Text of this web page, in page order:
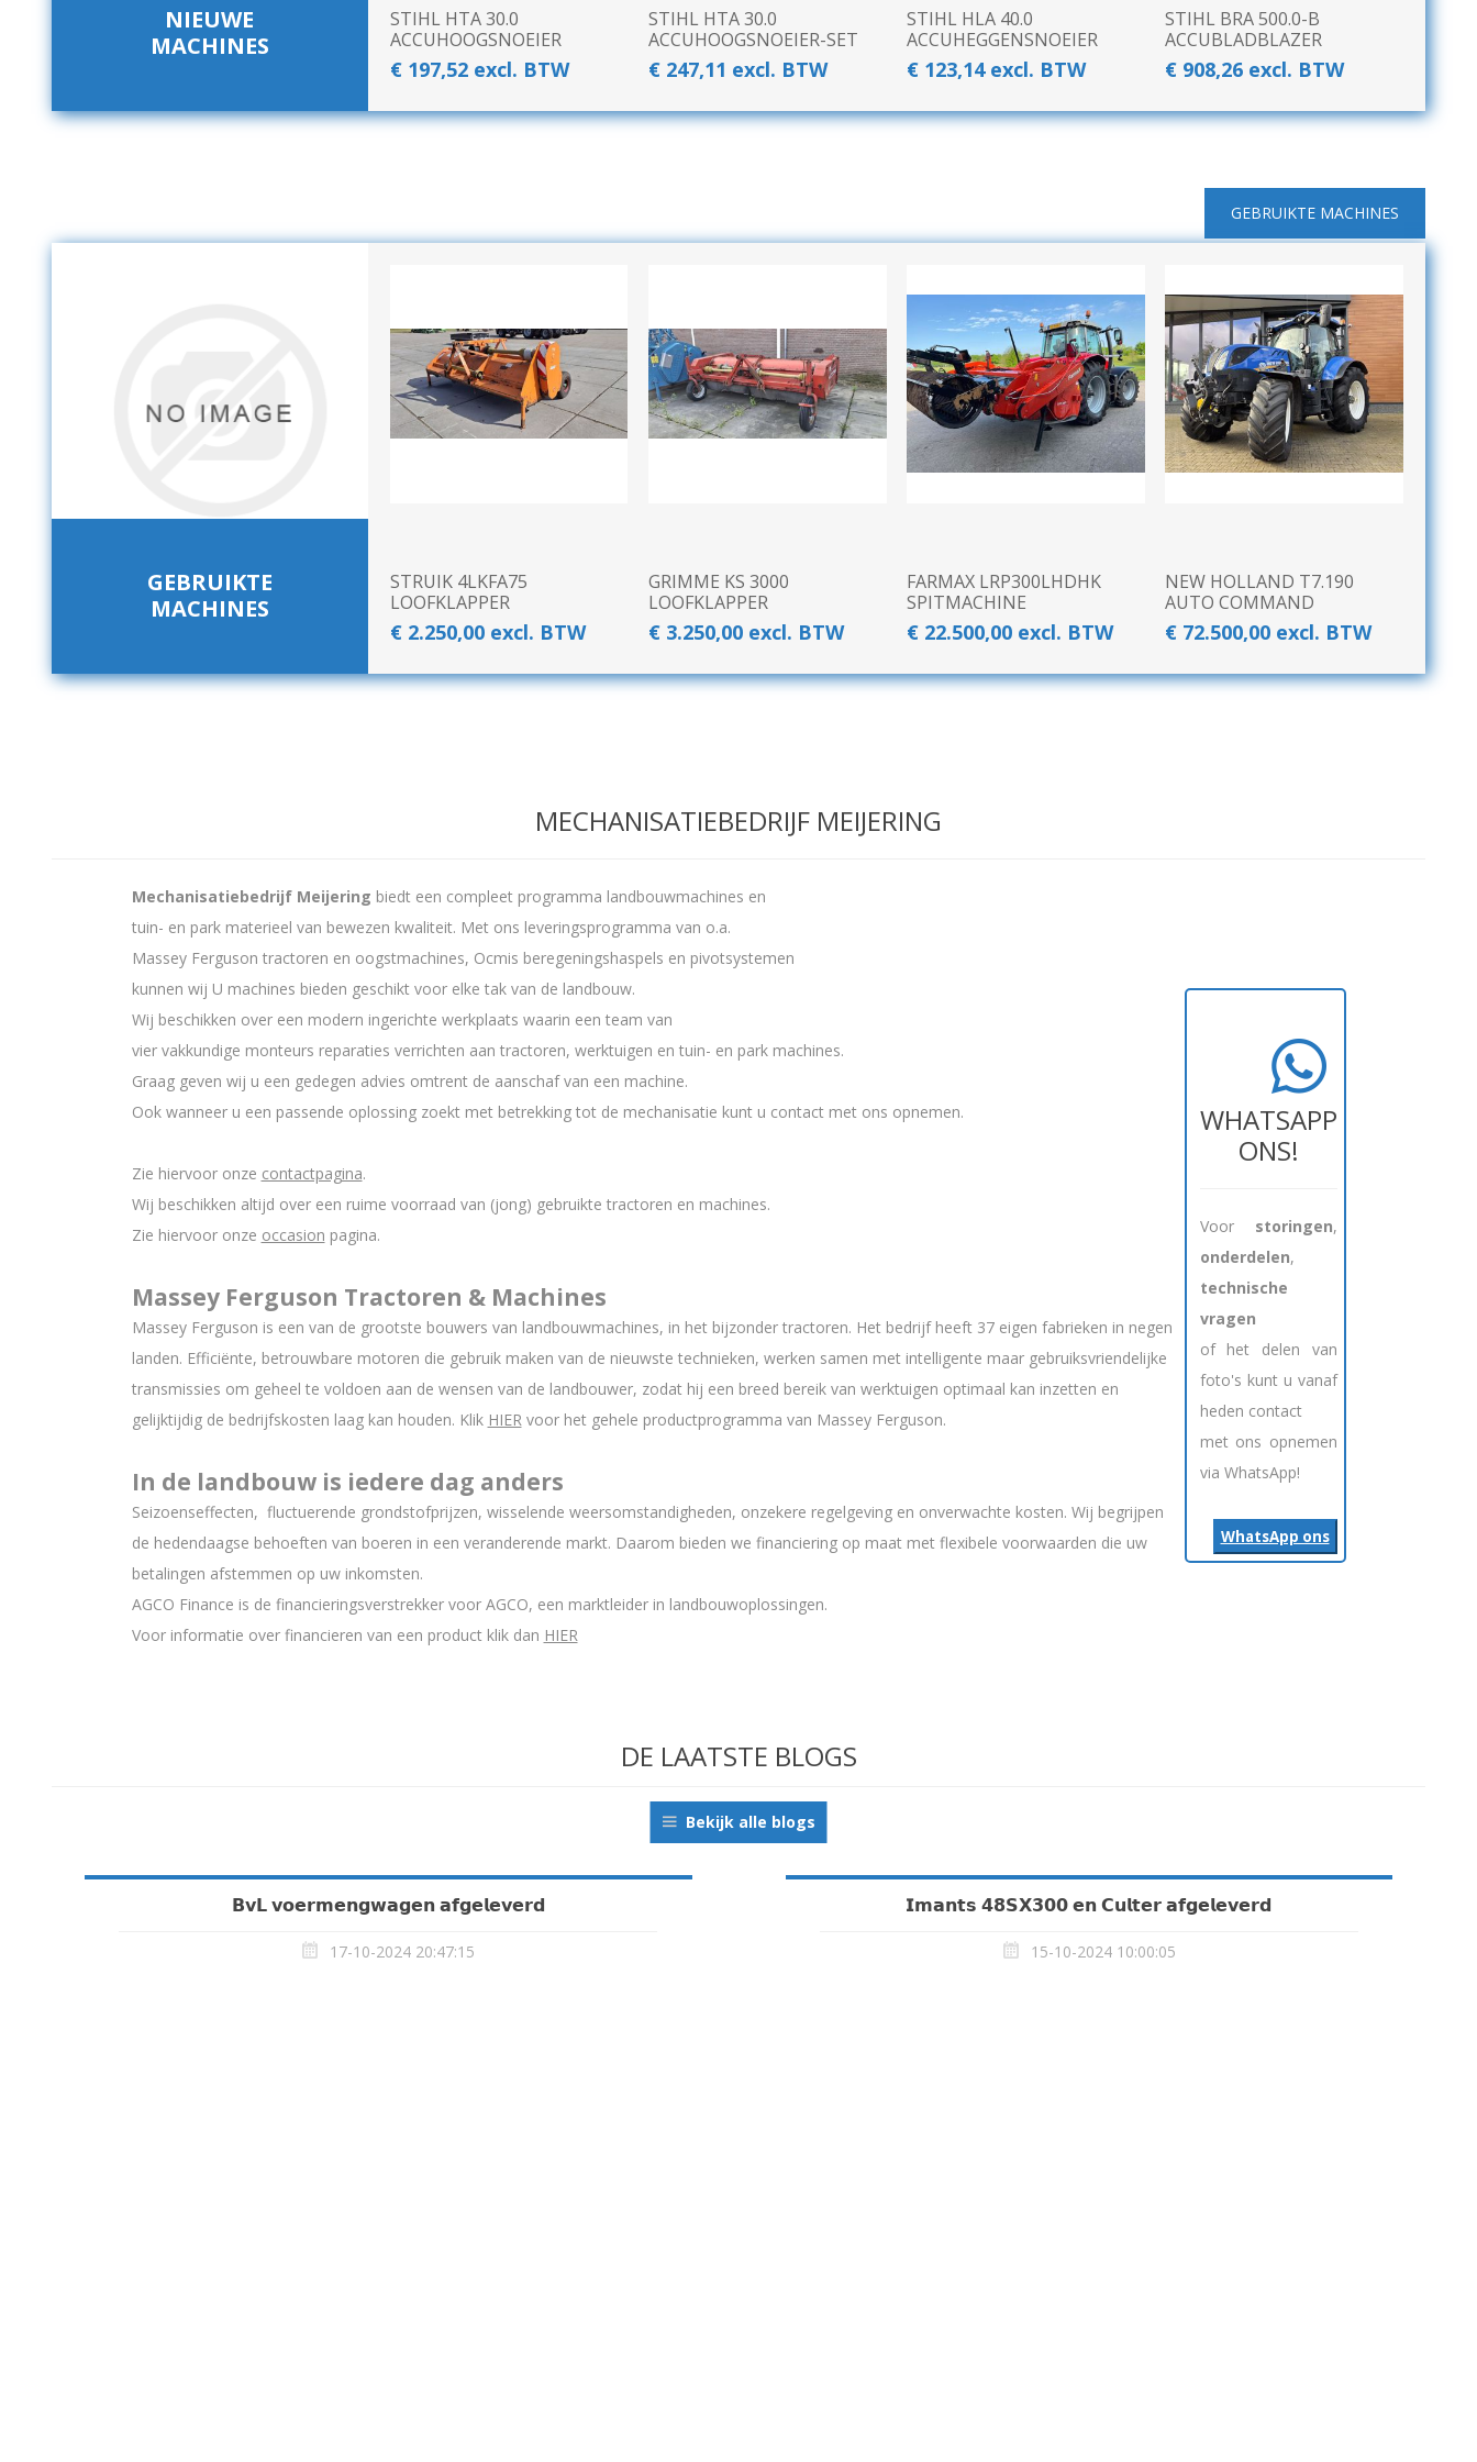
Verticuteermachine
GPS BESTURINGS
OOGSTMACHINES OVERIGE MACHINES
Overige Werkplaats,
Gebouwen & Erf
WEIDEBOUWMACHINES
INSCHUURAPPARATUUR
Transportband
BEMESTING &
Granulaatstrooier
GEBOUWEN & ERF
EN BEWAARTECHNIEKEN
NIEUWE
MACHINES
STIHL HTA 30.0
ACCUHOOGSNOEIER
€ 197,52 excl. BTW
STIHL HTA 30.0
ACCUHOOGSNOEIER-SET
€ 247,11 excl. BTW
STIHL HLA 40.0
ACCUHEGGENSNOEIER
€ 123,14 excl. BTW
STIHL BRA 500.0-B
ACCUBLADBLAZER
€ 908,26 excl. BTW
GEBRUIKTE MACHINES
GEBRUIKTE
MACHINES
STRUIK 4LKFA75
LOOFKLAPPER
€ 2.250,00 excl. BTW
GRIMME KS 3000
LOOFKLAPPER
€ 3.250,00 excl. BTW
FARMAX LRP300LHDHK
SPITMACHINE
€ 22.500,00 excl. BTW
NEW HOLLAND T7.190
AUTO COMMAND
€ 72.500,00 excl. BTW
MECHANISATIEBEDRIJF MEIJERING
Mechanisatiebedrijf Meijering biedt een compleet programma landbouwmachines en
tuin- en park materieel van bewezen kwaliteit. Met ons leveringsprogramma van o.a.
Massey Ferguson tractoren en oogstmachines, Ocmis beregeningshaspels en pivotsystemen
kunnen wij U machines bieden geschikt voor elke tak van de landbouw.
Wij beschikken over een modern ingerichte werkplaats waarin een team van
vier vakkundige monteurs reparaties verrichten aan tractoren, werktuigen en tuin- en park machines.
Graag geven wij u een gedegen advies omtrent de aanschaf van een machine.
Ook wanneer u een passende oplossing zoekt met betrekking tot de mechanisatie kunt u contact met ons opnemen.
Zie hiervoor onze contactpagina.
Wij beschikken altijd over een ruime voorraad van (jong) gebruikte tractoren en machines.
Zie hiervoor onze occasion pagina.
Massey Ferguson Tractoren & Machines
Massey Ferguson is een van de grootste bouwers van landbouwmachines, in het bijzonder tractoren. Het bedrijf heeft 37 eigen fabrieken in negen
landen. Efficiënte, betrouwbare motoren die gebruik maken van de nieuwste technieken, werken samen met intelligente maar gebruiksvriendelijke
transmissies om geheel te voldoen aan de wensen van de landbouwer, zodat hij een breed bereik van werktuigen optimaal kan inzetten en
gelijktijdig de bedrijfskosten laag kan houden. Klik HIER voor het gehele productprogramma van Massey Ferguson.
In de landbouw is iedere dag anders
Seizoenseffecten, fluctuerende grondstofprijzen, wisselende weersomstandigheden, onzekere regelgeving en onverwachte kosten. Wij begrijpen
de hedendaagse behoeften van boeren in een veranderende markt. Daarom bieden we financiering op maat met flexibele voorwaarden die uw
betalingen afstemmen op uw inkomsten.
AGCO Finance is de financieringsverstrekker voor AGCO, een marktleider in landbouwoplossingen.
Voor informatie over financieren van een product klik dan HIER
WHATSAPP
ONS!
Voor storingen,
onderdelen,
technische
vragen
of het delen van
foto's kunt u vanaf
heden contact
met ons opnemen
via WhatsApp!
WhatsApp ons
DE LAATSTE BLOGS
𝗕𝘃𝗟 𝘃𝗼𝗲𝗿𝗺𝗲𝗻𝗴𝘄𝗮𝗴𝗲𝗻 𝗮𝗳𝗴𝗲𝗹𝗲𝘃𝗲𝗿𝗱
17-10-2024 20:47:15
𝗜𝗺𝗮𝗻𝘁𝘀 𝟰𝟴𝗦𝗫𝟯𝟬𝟬 𝗲𝗻 𝗖𝘂𝗹𝘁𝗲𝗿 𝗮𝗳𝗴𝗲𝗹𝗲𝘃𝗲𝗿𝗱
15-10-2024 10:00:05
Bekijk alle blogs